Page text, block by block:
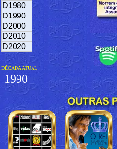
D1980
D1990
D2000
D2010
D2020
DÉCADA ATUAL
1990